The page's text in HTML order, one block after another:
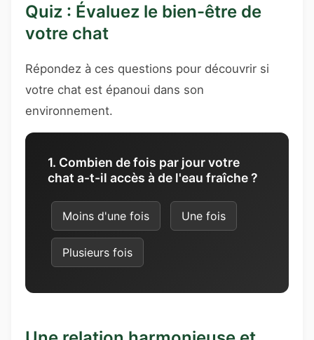
Quiz : Évaluez le bien-être de
votre chat
Répondez à ces questions pour découvrir si
votre chat est épanoui dans son
environnement.
1. Combien de fois par jour votre
chat a-t-il accès à de l'eau fraîche ?
Moins d'une fois Une fois
Plusieurs fois